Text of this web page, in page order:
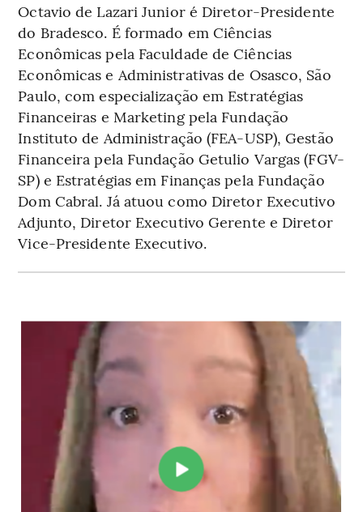
Octavio de Lazari Junior é Diretor-Presidente
do Bradesco. É formado em Ciências
Econômicas pela Faculdade de Ciências
Econômicas e Administrativas de Osasco, São
Paulo, com especialização em Estratégias
Financeiras e Marketing pela Fundação
Instituto de Administração (FEA-USP), Gestão
Financeira pela Fundação Getulio Vargas (FGV-
SP) e Estratégias em Finanças pela Fundação
Dom Cabral. Já atuou como Diretor Executivo
Adjunto, Diretor Executivo Gerente e Diretor
Vice-Presidente Executivo.